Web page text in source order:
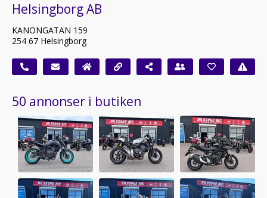
Helsingborg AB
KANONGATAN 159
254 67 Helsingborg
50 annonser i butiken